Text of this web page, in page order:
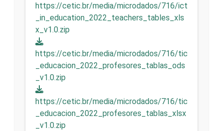
https://cetic.br/media/microdados/716/ict
_in_education_2022_teachers_tables_xls
x_v1.0.zip
https://cetic.br/media/microdados/716/tic
_educacion_2022_profesores_tablas_ods
_v1.0.zip
https://cetic.br/media/microdados/716/tic
_educacion_2022_profesores_tablas_xlsx
_v1.0.zip